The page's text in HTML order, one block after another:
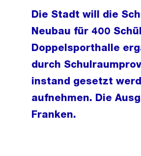
Die Stadt will die
Neubau für 400
Doppelsporthalle
durch
instand gesetzt
aufnehmen. Die
Franken.